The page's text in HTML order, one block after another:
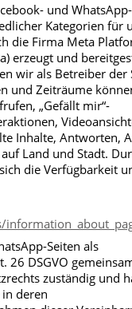
und WhatsApp-
Kategorien für
die Firma Meta
erzeugt und
wir als Betreiber der
und Zeiträume
„Gefällt mir“-
Inhalte, Antworten,
Land und Stadt.
die Verfügbarkeit
Seiten als
26 DSGVO
zuständig und
deren